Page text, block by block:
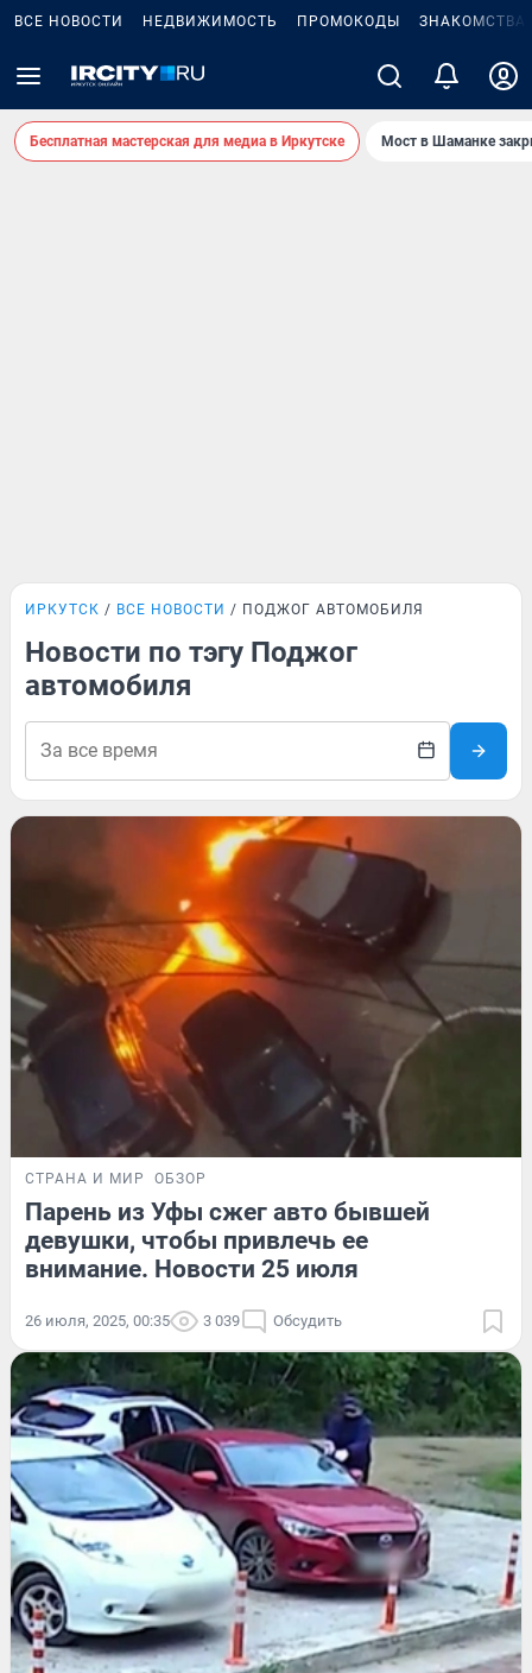
ВСЕ НОВОСТИ НЕДВИЖИМОСТЬ ПРОМОКОДЫ ЗНАКОМСТВА
Бесплатная мастерская для медиа в Иркутске Мост в Шаманке
ИРКУТСК ВСЕ НОВОСТИ ПОДЖОГ АВТОМОБИЛЯ
Новости по тэгу Поджог
автомобиля
СТРАНА И МИР ОБЗОР
Парень из Уфы сжег авто бывшей
девушки, чтобы привлечь ее
внимание. Новости 25 июля
26 июля, 2025, 00:35 3 039 Обсудить